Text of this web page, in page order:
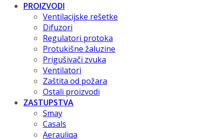
PROIZVODI
Ventilacijske rešetke
Difuzori
Regulatori protoka
Protukišne žaluzine
Prigušivači zvuka
Ventilatori
Zaštita od požara
Ostali proizvodi
ZASTUPSTVA
Smay
Casals
Aerauliqa